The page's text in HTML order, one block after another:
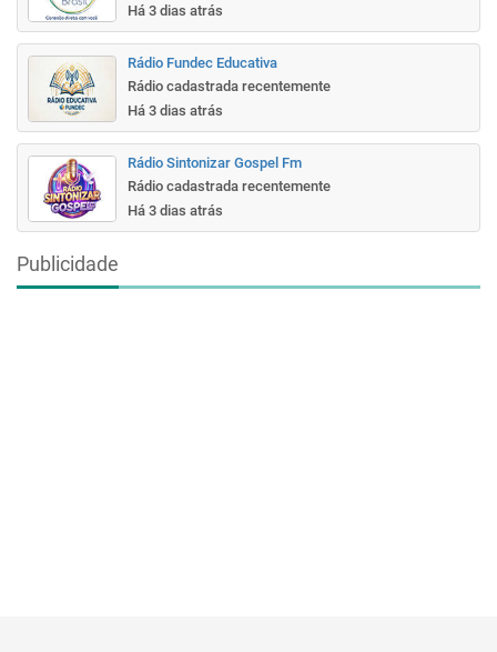
Há 3 dias atrás
Rádio Fundec Educativa
Rádio cadastrada recentemente
Há 3 dias atrás
Rádio Sintonizar Gospel Fm
Rádio cadastrada recentemente
Há 3 dias atrás
Publicidade